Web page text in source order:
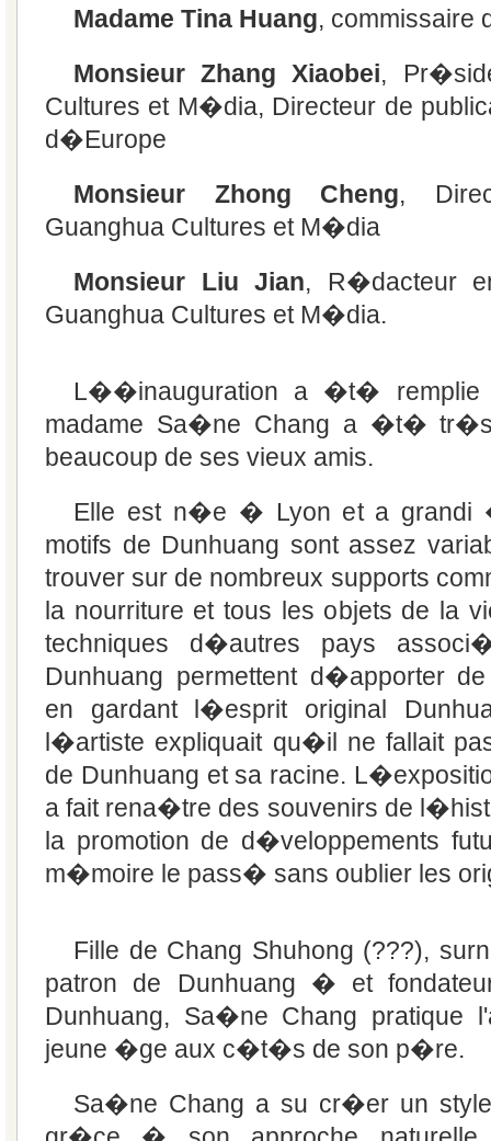
Madame Tina Huang, commissaire
Monsieur Zhang Xiaobei,
Cultures et M�dia, Directeur de
d�Europe
Monsieur Zhong Cheng,
Guanghua Cultures et M�dia
Monsieur Liu Jian, R�dacteur
Guanghua Cultures et M�dia.
L��inauguration a �t�
madame Sa�ne Chang a �t�
beaucoup de ses vieux amis.
Elle est n�e � Lyon et a grandi
motifs de Dunhuang sont assez
trouver sur de nombreux supports
la nourriture et tous les objets de la
techniques d�autres pays
Dunhuang permettent d�apporter
en gardant l�esprit original
l�artiste expliquait qu�il ne fallait
de Dunhuang et sa racine.
a fait rena�tre des souvenirs de
la promotion de d�veloppements
m�moire le pass� sans oublier les
Fille de Chang Shuhong (???),
patron de Dunhuang � et
Dunhuang, Sa�ne Chang pratique
jeune �ge aux c�t�s de son p�re.
Sa�ne Chang a su cr�er un style